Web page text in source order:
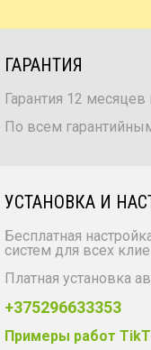
ГАРАНТИЯ
Гарантия 12
По всем
УСТАНОВКА И
Бесплатная
систем для всех
Платная установка
+375296633353
Примеры работ